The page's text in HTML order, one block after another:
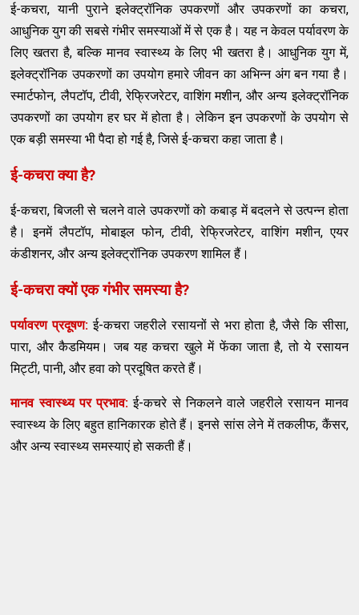
ई-कचरा, यानी पुराने इलेक्ट्रॉनिक उपकरणों और उपकरणों का कचरा,
आधुनिक युग की सबसे गंभीर समस्याओं में से एक है। यह न केवल पर्यावरण के
लिए खतरा है, बल्कि मानव स्वास्थ्य के लिए भी खतरा है। आधुनिक युग में,
इलेक्ट्रॉनिक उपकरणों का उपयोग हमारे जीवन का अभिन्न अंग बन गया है।
स्मार्टफोन, लैपटॉप, टीवी, रेफ्रिजरेटर, वाशिंग मशीन, और अन्य इलेक्ट्रॉनिक
उपकरणों का उपयोग हर घर में होता है। लेकिन इन उपकरणों के उपयोग से
एक बड़ी समस्या भी पैदा हो गई है, जिसे ई-कचरा कहा जाता है।
ई-कचरा क्या है?
ई-कचरा, बिजली से चलने वाले उपकरणों को कबाड़ में बदलने से उत्पन्न होता
है। इनमें लैपटॉप, मोबाइल फोन, टीवी, रेफ्रिजरेटर, वाशिंग मशीन, एयर
कंडीशनर, और अन्य इलेक्ट्रॉनिक उपकरण शामिल हैं।
ई-कचरा क्यों एक गंभीर समस्या है?
पर्यावरण प्रदूषण: ई-कचरा जहरीले रसायनों से भरा होता है, जैसे कि सीसा,
पारा, और कैडमियम। जब यह कचरा खुले में फेंका जाता है, तो ये रसायन
मिट्टी, पानी, और हवा को प्रदूषित करते हैं।
मानव स्वास्थ्य पर प्रभाव: ई-कचरे से निकलने वाले जहरीले रसायन मानव
स्वास्थ्य के लिए बहुत हानिकारक होते हैं। इनसे सांस लेने में तकलीफ, कैंसर,
और अन्य स्वास्थ्य समस्याएं हो सकती हैं।